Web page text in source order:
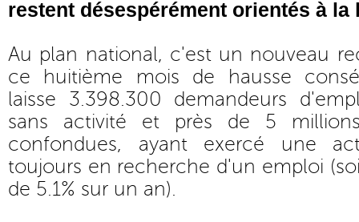
restent désespérément orientés à la
Au plan national, c'est un nouveau
ce huitième mois de hausse
laisse 3.398.300 demandeurs
sans activité et près de 5
confondues, ayant exercé une
toujours en recherche d'un emploi
de 5.1% sur un an).